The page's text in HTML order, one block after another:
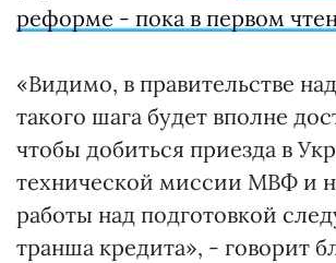
реформе - пока в первом
«Видимо, в правительстве
такого шага будет вполне
чтобы добиться приезда в
технической миссии МВФ и
работы над подготовкой
транша кредита», - говорит